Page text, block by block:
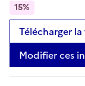
15%
Télécharger
Modifier ces